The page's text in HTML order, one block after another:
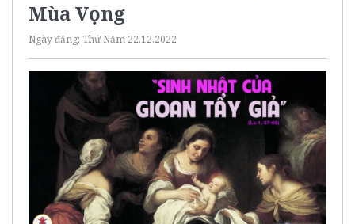
Mùa Vọng
Ngày đăng: Thứ Năm 22.12.2022